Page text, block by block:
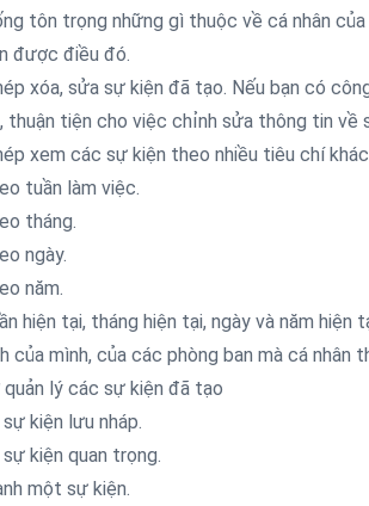
tôn trọng những gì thuộc về cá nhân của
được điều đó.
xóa, sửa sự kiện đã tạo. Nếu bạn có
thuận tiện cho việc chỉnh sửa thông tin về
xem các sự kiện theo nhiều tiêu chí khác
tuần làm việc.
tháng.
ngày.
năm.
hiện tại, tháng hiện tại, ngày và năm hiện
của mình, của các phòng ban mà cá nhân
lý các sự kiện đã tạo
sự kiện lưu nháp.
sự kiện quan trọng.
một sự kiện.